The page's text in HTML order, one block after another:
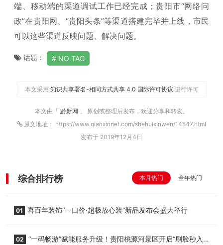
端、移动端的渠道调试工作已经完成；贵阳市“网络问
政”在贵阳网、“贵阳头条”等渠道搭建完毕并上线，市民
可以这些渠道反映问题、解决问题。
话题： NO TAG
本文采用 知识共享署名-相同方式共享 4.0 国际许可协议 进行许可
本文由「 黔新网 」 原创或整理后发布，欢迎分享和转发。
原文地址： https://www.qianxinnet.com/shehuixinwen/14547.html
发布于 2019年12月4日
综合排行榜 本月热门 全年热门
01 喜百年装饰“一口价·超极放心装”新品发布会盛大举行
02 “一码畅游”赋能服务升级！贵阳桃源河景区开启“刷脸秒入